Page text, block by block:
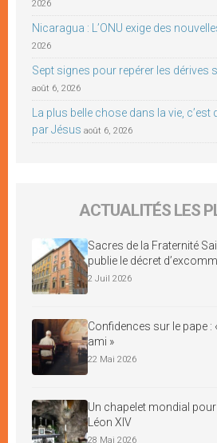
2026
Nicaragua : L’ONU exige des
2026
Sept signes pour repérer les dérives
août 6, 2026
La plus belle chose dans la vie, c’est
par Jésus août 6, 2026
ACTUALITÉS LES
Sacres de la Fraternité
publie le décret
2 Juil 2026
Confidences sur le pape :
ami »
22 Mai 2026
Un chapelet mondial
Léon XIV
28 Mai 2026